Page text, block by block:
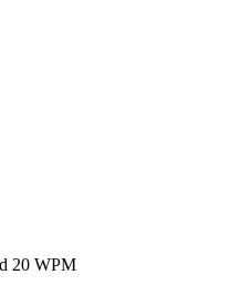
20 WPM